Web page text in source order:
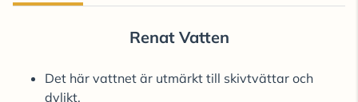
Renat Vatten
Det här vattnet är utmärkt till skivtvättar och
dylikt.